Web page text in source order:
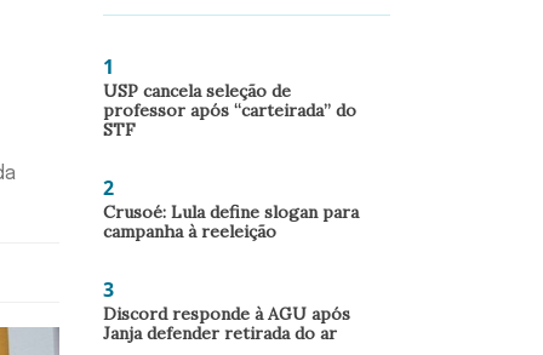
1
USP cancela seleção de
professor após “carteirada” do
STF
2
Crusoé: Lula define slogan para
campanha à reeleição
3
Discord responde à AGU após
Janja defender retirada do ar